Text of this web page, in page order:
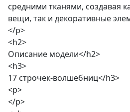
средними тканями, создавая
вещи, так и декоративные
</p>
<h2>
Описание модели</h2>
<h3>
17 строчек-волшебниц</h3>
<p>
</p>